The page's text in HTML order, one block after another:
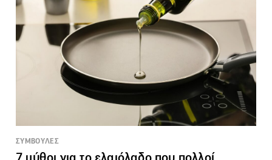
ΣΥΜΒΟΥΛΕΣ